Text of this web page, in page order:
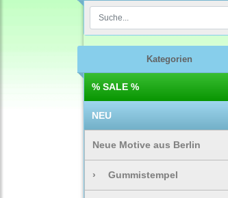
Kategorien
% SALE %
NEU
Neue Motive aus Berlin
› Gummistempel